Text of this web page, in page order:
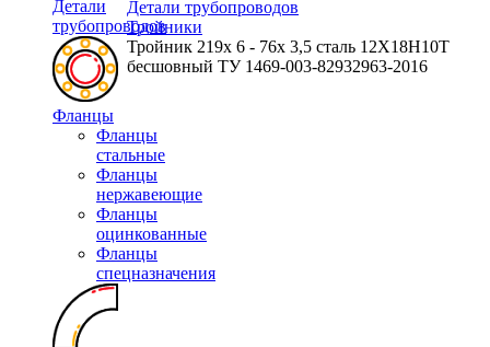
Детали
трубопроводов
Фланцы
Фланцы
стальные
Фланцы
нержавеющие
Фланцы
оцинкованные
Фланцы
спецназначения
Детали трубопроводов
Тройники
Тройник 219х 6 - 76х 3,5 сталь 12Х18Н10Т
бесшовный ТУ 1469-003-82932963-2016